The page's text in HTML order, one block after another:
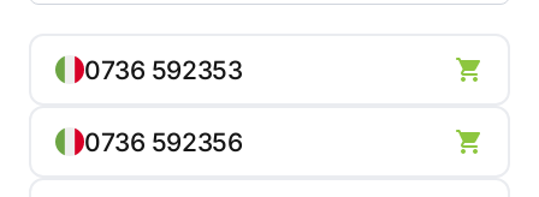
0736 592353
0736 592356